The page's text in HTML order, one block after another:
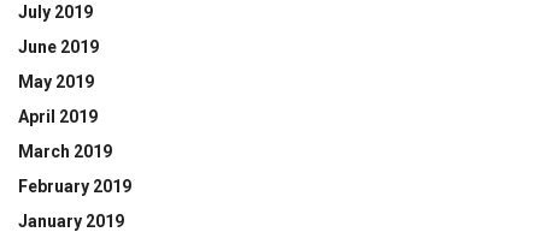
July 2019
June 2019
May 2019
April 2019
March 2019
February 2019
January 2019